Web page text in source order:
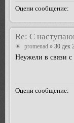
Оцени сообщение:
Re: С
promenad » 30 дек
Неужели в связи
Оцени сообщение: